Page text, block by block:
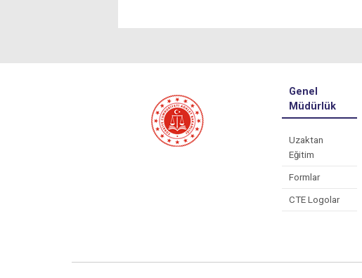
Genel
Müdürlük
Uzaktan
Eğitim
Formlar
CTE Logolar